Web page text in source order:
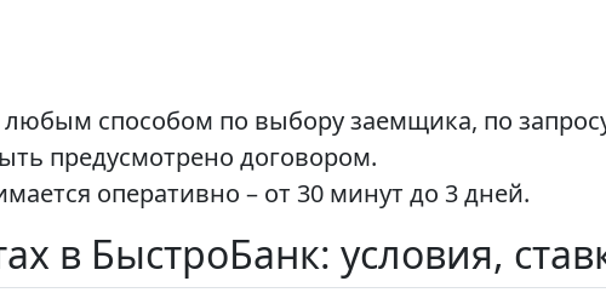
способом по выбору заемщика, по
предусмотрено договором.
оперативно – от 30 минут до 3 дней.
в БыстроБанк: условия,